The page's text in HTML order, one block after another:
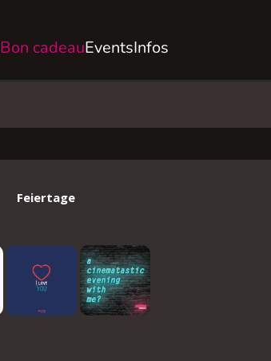
Bon cadeauEventsInfos